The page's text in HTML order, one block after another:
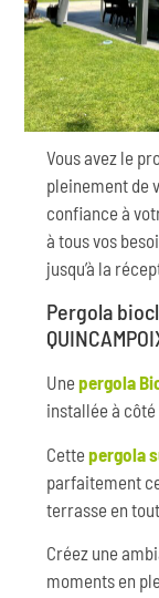
Vous avez le
pleinement de
confiance à
à tous vos
jusqu’à la
Pergola
Unepergola
installée à côté
Cettepergola
parfaitement
terrasse en
Créez une
moments en